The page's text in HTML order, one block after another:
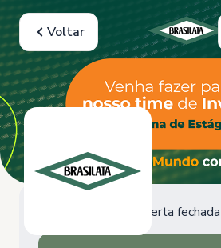
Voltar
Oferta fechada